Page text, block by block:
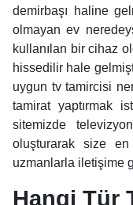
demirbaşı haline
olmayan ev
kullanılan bir cihaz
hissedilir hale
uygun tv tamircisi
tamirat yaptırmak
sitemizde
oluşturarak size en
uzmanlarla iletişime
Hangi Tür